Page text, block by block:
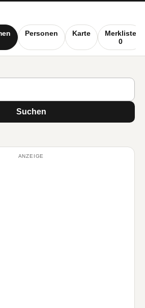
Personen Karte
Merkliste
0
Suchen
ANZEIGE